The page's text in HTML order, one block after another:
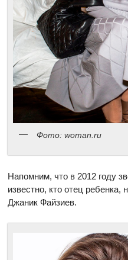
Фото: woman.ru
Напомним, что в 2012 году
известно, кто отец ребенка,
Джаник Файзиев.